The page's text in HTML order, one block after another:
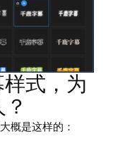
式，为
概是这样的：